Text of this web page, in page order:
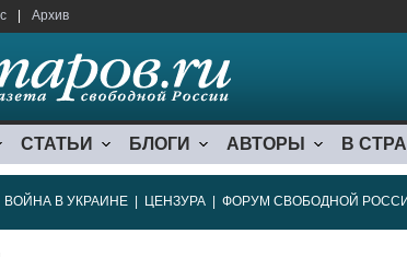
Архив
СТАТЬИ БЛОГИ АВТОРЫ В
ВОЙНА В УКРАИНЕ ЦЕНЗУРА ФОРУМ СВОБОДНОЙ